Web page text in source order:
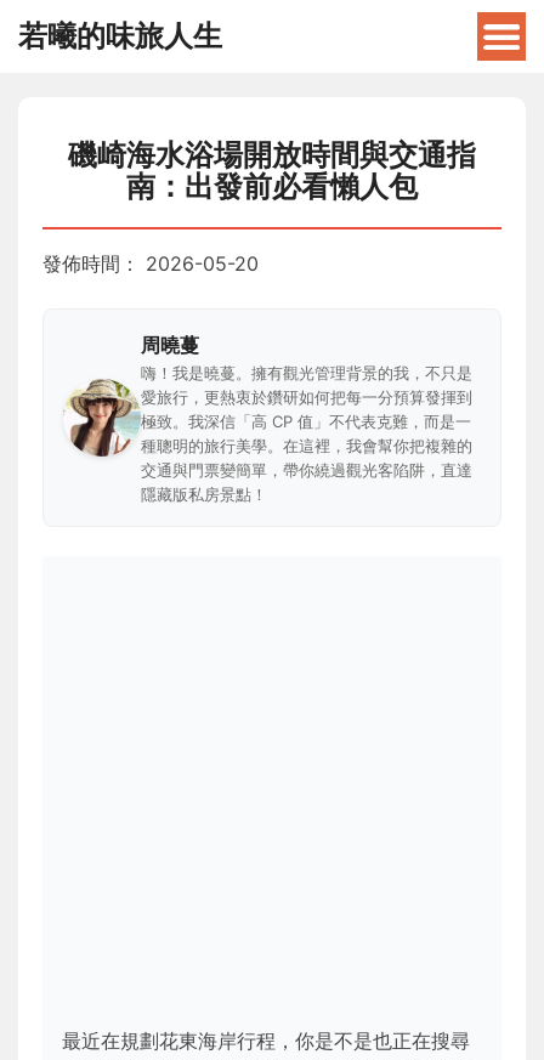
若曦的味旅人生
磯崎海水浴場開放時間與交通指
南：出發前必看懶人包
發佈時間： 2026-05-20
周曉蔓
嗨！我是曉蔓。擁有觀光管理背景的我，不只是
愛旅行，更熱衷於鑽研如何把每一分預算發揮到
極致。我深信「高 CP 值」不代表克難，而是一
種聰明的旅行美學。在這裡，我會幫你把複雜的
交通與門票變簡單，帶你繞過觀光客陷阱，直達
隱藏版私房景點！
最近在規劃花東海岸行程，你是不是也正在搜尋